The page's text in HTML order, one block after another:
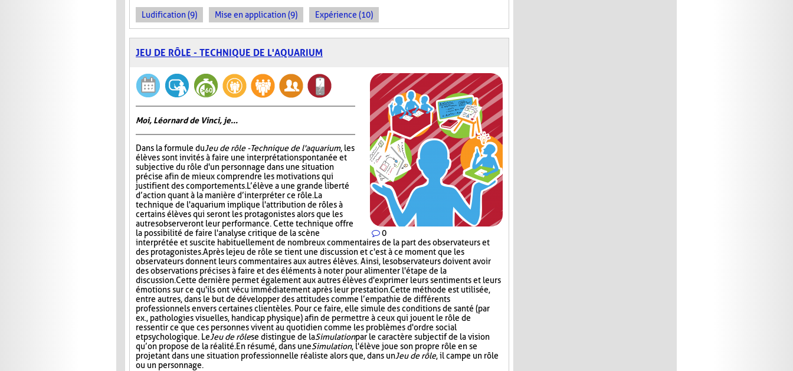
Ludification (9) Mise en application (9) Expérience (10)
JEU DE RÔLE - TECHNIQUE DE L'AQUARIUM
0
Moi, Léornard de Vinci, je...
Dans la formule duJeu de rôle - Technique de l'aquarium, les
élèves sont invités à faire une interprétation spontanée et
subjective du rôle d'un personnage dans une situation
précise afin de mieux comprendre les motivations qui
justifient des comportements. L’élève a une grande liberté
d’action quant à la manière d’interpréter ce rôle. La
technique de l'aquarium implique l'attribution de rôles à
certains élèves qui seront les protagonistes alors que les
autres observeront leur performance. Cette technique offre
la possibilité de faire l'analyse critique de la scène
interprétée et suscite habituellement de nombreux commentaires de la part des observateurs et
des protagonistes. Après le jeu de rôle se tient une discussion et c'est à ce moment que les
observateurs donnent leurs commentaires aux autres élèves. Ainsi, les observateurs doivent avoir
des observations précises à faire et des éléments à noter pour alimenter l'étape de la
discussion. Cette dernière permet également aux autres élèves d'exprimer leurs sentiments et leurs
émotions sur ce qu'ils ont vécu immédiatement après leur prestation. Cette méthode est utilisée,
entre autres, dans le but de développer des attitudes comme l’empathie de différents
professionnels envers certaines clientèles. Pour ce faire, elle simule des conditions de santé (par
ex., pathologies visuelles, handicap physique) afin de permettre à ceux qui jouent le rôle de
ressentir ce que ces personnes vivent au quotidien comme les problèmes d'ordre social
et psychologique. LeJeu de rôlese distingue de laSimulationpar le caractère subjectif de la vision
qu’on propose de la réalité. En résumé, dans uneSimulation, l'élève joue son propre rôle en se
projetant dans une situation professionnelle réaliste alors que, dans unJeu de rôle, il campe un rôle
ou un personnage.